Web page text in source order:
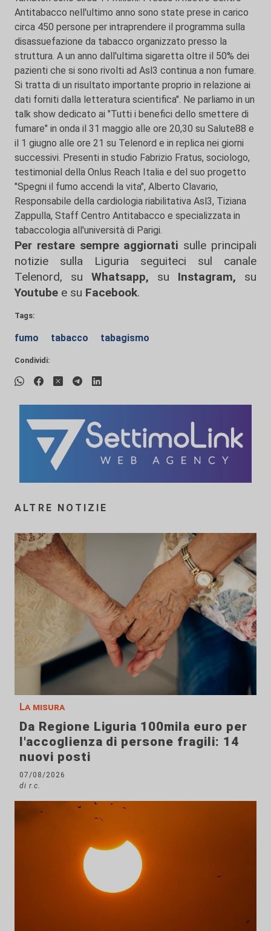
Antitabacco nell'ultimo anno sono state prese in carico
circa 450 persone per intraprendere il programma sulla
disassuefazione da tabacco organizzato presso la
struttura. A un anno dall'ultima sigaretta oltre il 50% dei
pazienti che si sono rivolti ad Asl3 continua a non fumare.
Si tratta di un risultato importante proprio in relazione ai
dati forniti dalla letteratura scientifica". Ne parliamo in un
talk show dedicato ai "Tutti i benefici dello smettere di
fumare" in onda il 31 maggio alle ore 20,30 su Salute88 e
il 1 giugno alle ore 21 su Telenord e in replica nei giorni
successivi. Presenti in studio Fabrizio Fratus, sociologo,
testimonial della Onlus Reach Italia e del suo progetto
"Spegni il fumo accendi la vita", Alberto Clavario,
Responsabile della cardiologia riabilitativa Asl3, Tiziana
Zappulla, Staff Centro Antitabacco e specializzata in
tabaccologia all'università di Parigi.
Per restare sempre aggiornati sulle principali
notizie sulla Liguria seguiteci sul canale
Telenord, su
Whatsapp, su Instagram, su
Youtube e su Facebook.
Tags:
fumo tabacco tabagismo
Condividi:
ALTRE NOTIZIE
La misura
Da Regione Liguria 100mila euro per
l'accoglienza di persone fragili: 14
nuovi posti
07/08/2026
di r.c.